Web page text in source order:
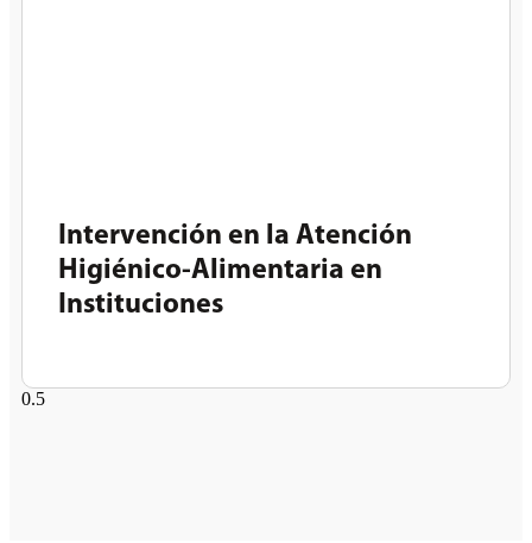
Intervención en la Atención
Higiénico-Alimentaria en
Instituciones